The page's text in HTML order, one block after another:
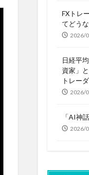
FXトレ
てどう
2026/
日経平
資家」
トレー
2026/
「AI神
2026/